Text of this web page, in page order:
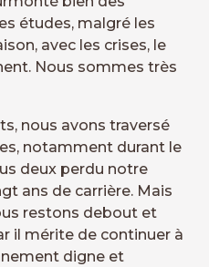
études, malgré les
avec les crises, le
Nous sommes très
nous avons traversé
notamment durant le
deux perdu notre
ans de carrière. Mais
restons debout et
il mérite de continuer à
digne et